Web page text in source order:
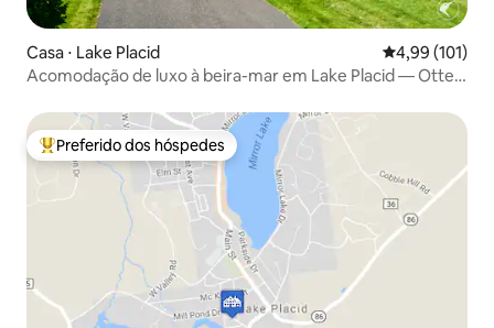
Casa ⋅ Lake Placid 4,99 de uma
4,99 (101)
Acomodação de luxo à beira-mar em Lake Placid — Otter
Entre os melhores preferidos dos hóspedes
Preferido dos hóspedes